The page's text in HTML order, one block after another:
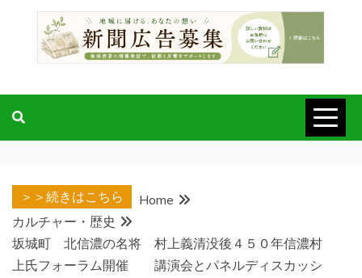
＞＞続きはこちら
Home
カルチャー・歴史
坂城町 北信濃の名将 村上義清没後４５０年信濃村
上氏フォーラム開催 講演会とパネルディスカッシ